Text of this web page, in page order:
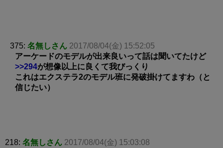
375: 名無しさん 2017/08/04(金) 15:52:05
アーケードのモデルが出来良いって話は聞いてたけど
>>294が想像以上に良くて我びっくり
これはエクステラ2のモデル班に発破掛けてますわ（と
信じたい）
218: 名無しさん 2017/08/04(金) 15:03:08